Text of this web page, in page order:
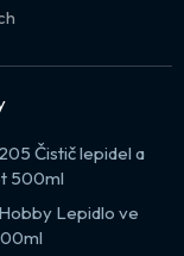
Čistič lepidel a
500ml
Lepidlo ve